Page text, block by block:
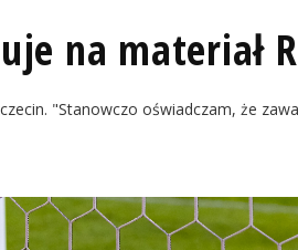
na materiał
"Stanowczo oświadczam, że